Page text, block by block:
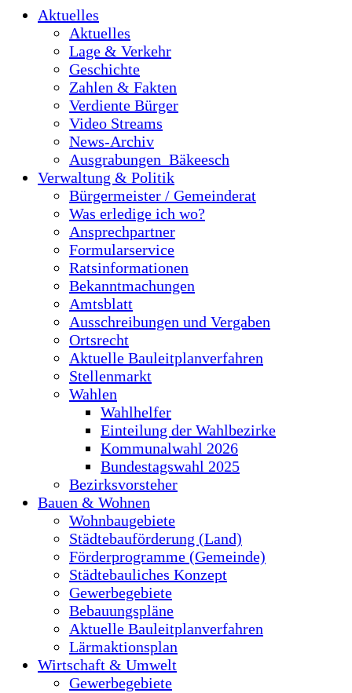
Aktuelles
Aktuelles
Lage & Verkehr
Geschichte
Zahlen & Fakten
Verdiente Bürger
Video Streams
News-Archiv
Ausgrabungen_Bäkeesch
Verwaltung & Politik
Bürgermeister / Gemeinderat
Was erledige ich wo?
Ansprechpartner
Formularservice
Ratsinformationen
Bekanntmachungen
Amtsblatt
Ausschreibungen und Vergaben
Ortsrecht
Aktuelle Bauleitplanverfahren
Stellenmarkt
Wahlen
Wahlhelfer
Einteilung der Wahlbezirke
Kommunalwahl 2026
Bundestagswahl 2025
Bezirksvorsteher
Bauen & Wohnen
Wohnbaugebiete
Städtebauförderung (Land)
Förderprogramme (Gemeinde)
Städtebauliches Konzept
Gewerbegebiete
Bebauungspläne
Aktuelle Bauleitplanverfahren
Lärmaktionsplan
Wirtschaft & Umwelt
Gewerbegebiete